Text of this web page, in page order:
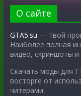
О сайте
GTA5.su — твой
Наиболее полная
видео, скриншоты и
Скачать моды для
восторге от
читерами.